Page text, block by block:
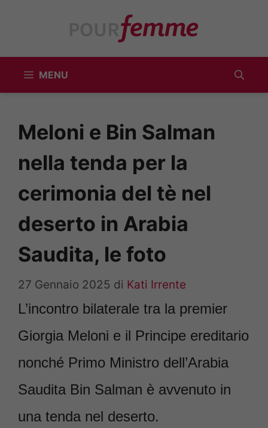
MENU
Meloni e Bin Salman
nella tenda per la
cerimonia del tè nel
deserto in Arabia
Saudita, le foto
27 Gennaio 2025 di Kati Irrente
L’incontro bilaterale tra la premier
Giorgia Meloni e il Principe ereditario
nonché Primo Ministro dell’Arabia
Saudita Bin Salman è avvenuto in
una tenda nel deserto.